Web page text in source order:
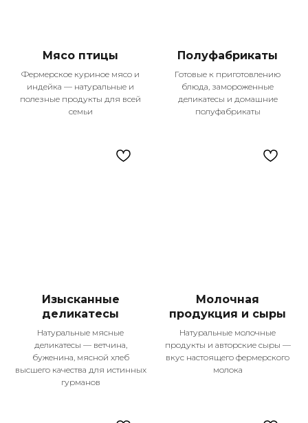
Мясо птицы
Фермерское куриное мясо и
индейка — натуральные и
полезные продукты для всей
семьи
Полуфабрикаты
Готовые к приготовлению
блюда, замороженные
деликатесы и домашние
полуфабрикаты
Изысканные
деликатесы
Натуральные мясные
деликатесы — ветчина,
буженина, мясной хлеб
высшего качества для истинных
гурманов
Молочная
продукция и сыры
Натуральные молочные
продукты и авторские сыры —
вкус настоящего фермерского
молока
не просто продукты, а настоящее
качество жизни. Каждый день мы
работаем над тем, чтобы ваши покупки
были удобными, выгодными и
приносили только положительные
Контакты